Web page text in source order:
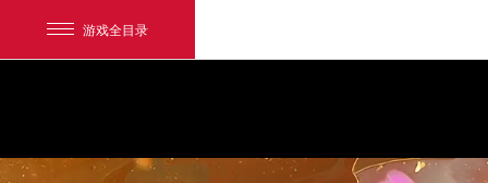
游戏全目录